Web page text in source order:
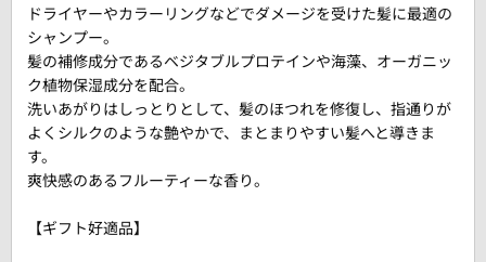
ドライヤーやカラーリングなどでダメージを受けた髪に最適の
シャンプー。
髪の補修成分であるベジタブルプロテインや海藻、オーガニッ
ク植物保湿成分を配合。
洗いあがりはしっとりとして、髪のほつれを修復し、指通りが
よくシルクのような艶やかで、まとまりやすい髪へと導きま
す。
爽快感のあるフルーティーな香り。
【ギフト好適品】